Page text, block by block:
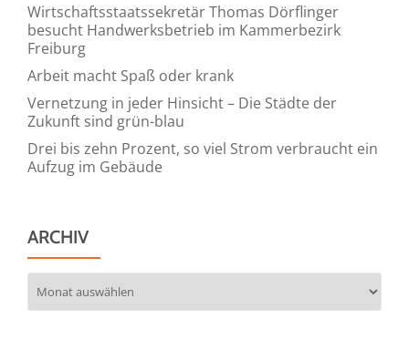
Wirtschaftsstaatssekretär Thomas Dörflinger
besucht Handwerksbetrieb im Kammerbezirk
Freiburg
Arbeit macht Spaß oder krank
Vernetzung in jeder Hinsicht – Die Städte der
Zukunft sind grün-blau
Drei bis zehn Prozent, so viel Strom verbraucht ein
Aufzug im Gebäude
ARCHIV